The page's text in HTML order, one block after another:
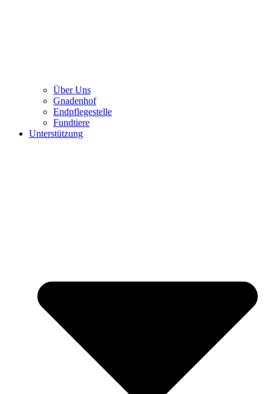
Über Uns
Gnadenhof
Endpflegestelle
Fundtiere
Unterstützung